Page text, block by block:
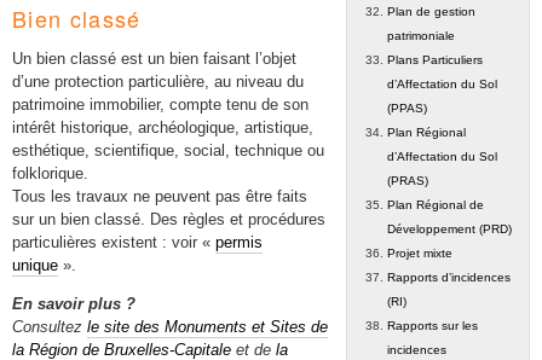
Plan de gestion
patrimoniale
Plans Particuliers
d’Affectation du Sol
(PPAS)
Plan Régional
d’Affectation du Sol
(PRAS)
Plan Régional de
Développement (PRD)
Projet mixte
Rapports d’incidences
(RI)
Rapports sur les
incidences
Bien classé
Un bien classé est un bien faisant l’objet
d’une protection particulière, au niveau du
patrimoine immobilier, compte tenu de son
intérêt historique, archéologique, artistique,
esthétique, scientifique, social, technique ou
folklorique.
Tous les travaux ne peuvent pas être faits
sur un bien classé. Des règles et procédures
particulières existent : voir « permis
unique ».
En savoir plus ?
Consultez le site des Monuments et Sites de
la Région de Bruxelles-Capitale et de la